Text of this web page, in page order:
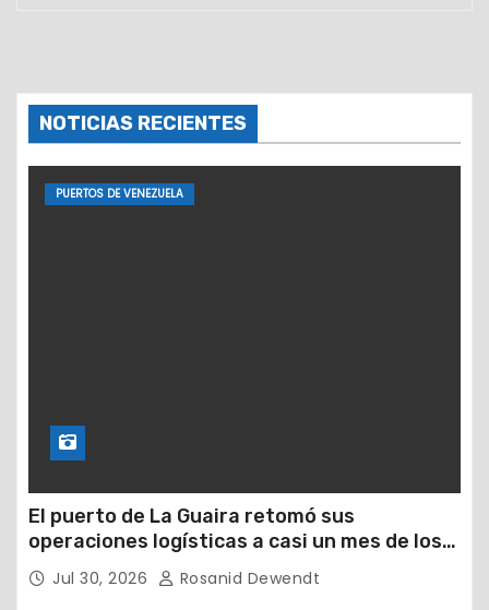
NOTICIAS RECIENTES
PUERTOS DE VENEZUELA
El puerto de La Guaira retomó sus
operaciones logísticas a casi un mes de los
devastadores terremotos
Jul 30, 2026 Rosanid Dewendt